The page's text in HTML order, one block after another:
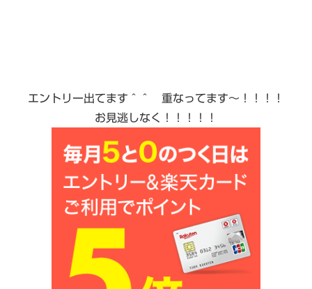
エントリー出てます＾＾ 重なってます〜！！！！
お見逃しなく！！！！！